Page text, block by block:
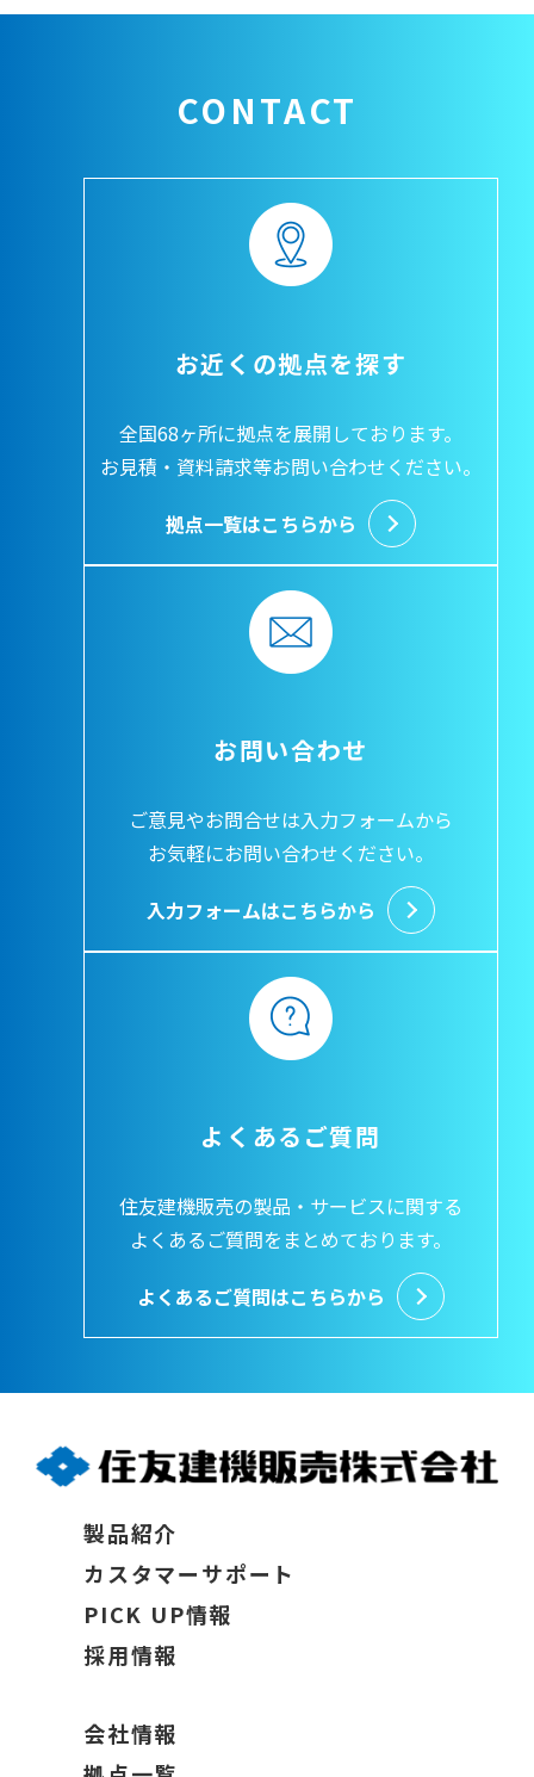
CONTACT
お近くの拠点を探す
全国68ヶ所に拠点を展開しております。
お見積・資料請求等お問い合わせください。
拠点一覧はこちらから
お問い合わせ
ご意見やお問合せは入力フォームから
お気軽にお問い合わせください。
入力フォームはこちらから
よくあるご質問
住友建機販売の製品・サービスに関する
よくあるご質問をまとめております。
よくあるご質問はこちらから
製品紹介
カスタマーサポート
PICK UP情報
採用情報
会社情報